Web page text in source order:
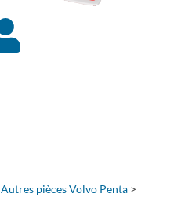
Autres pièces Volvo Penta >